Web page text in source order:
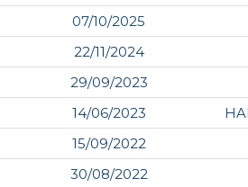
07/10/2025
22/11/2024
29/09/2023
14/06/2023
15/09/2022
30/08/2022